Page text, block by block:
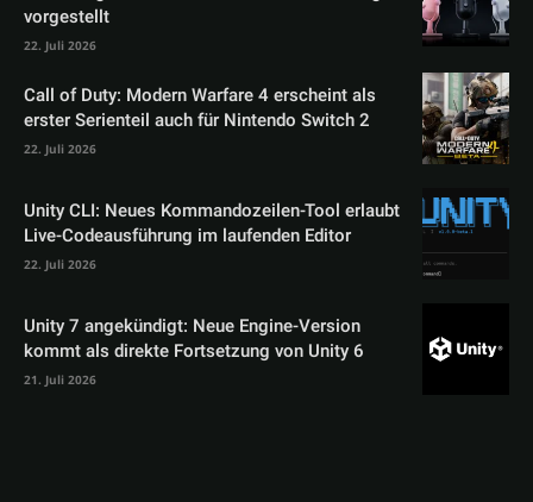
vorgestellt
22. Juli 2026
Call of Duty: Modern Warfare 4 erscheint als
erster Serienteil auch für Nintendo Switch 2
22. Juli 2026
Unity CLI: Neues Kommandozeilen-Tool erlaubt
Live-Codeausführung im laufenden Editor
22. Juli 2026
Unity 7 angekündigt: Neue Engine-Version
kommt als direkte Fortsetzung von Unity 6
21. Juli 2026